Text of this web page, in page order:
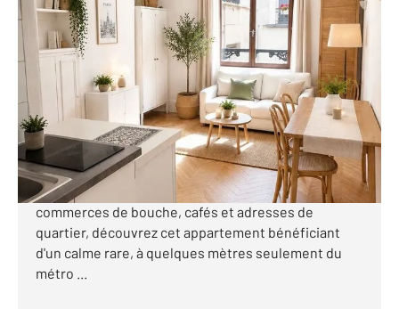
PARIS 75009
32,50 m2 , 2 pièces
Ref : 3049
Appartement T2 à vendre
349 000 €
Au cœur de la très recherchée rue Cadet, véritable
esprit village au sein du 9e arrondissement avec ses
commerces de bouche, cafés et adresses de
quartier, découvrez cet appartement bénéficiant
d'un calme rare, à quelques mètres seulement du
métro ...